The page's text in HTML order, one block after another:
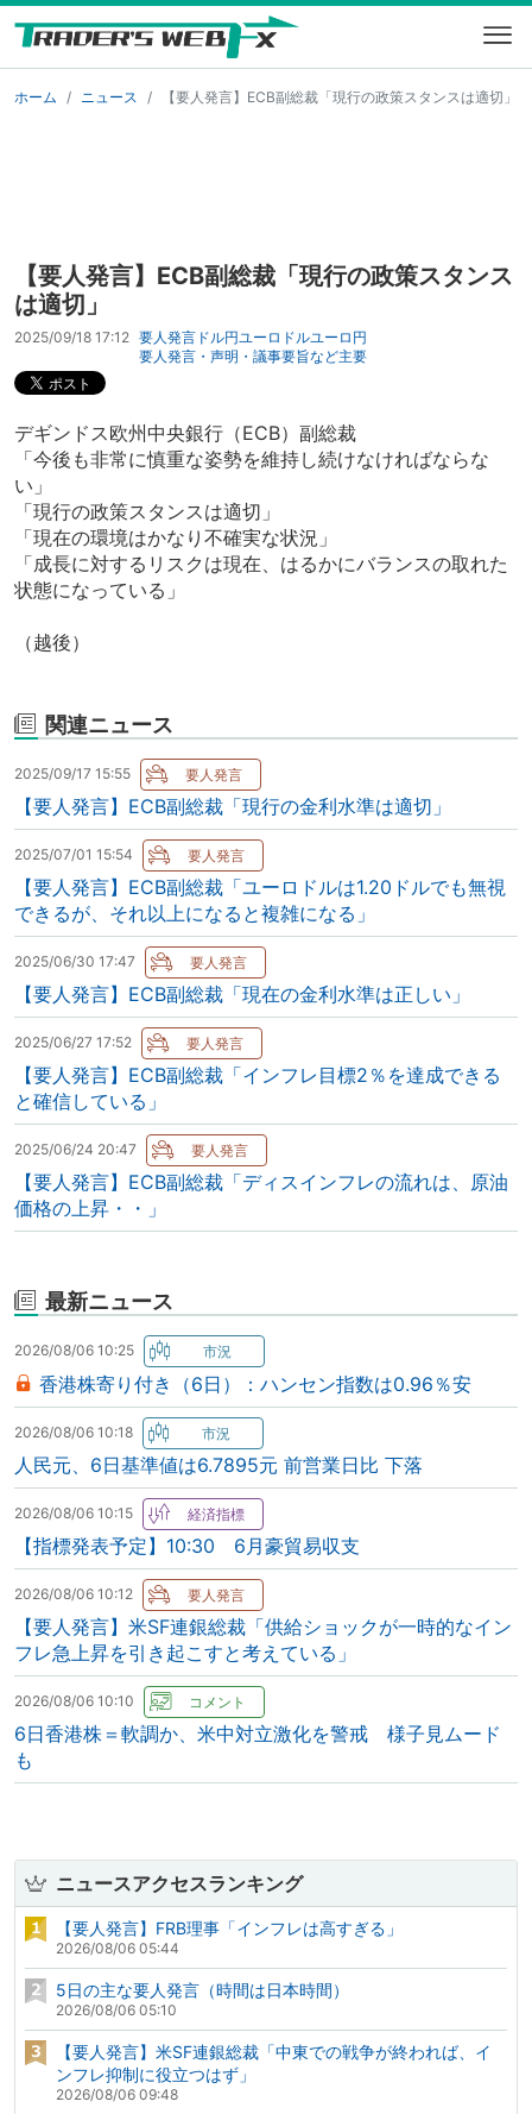
ホーム ニュース 【要人発言】ECB副総裁「現行の政策スタンスは適切」
【要人発言】ECB副総裁「現行の政策スタンス
は適切」
2025/09/18 17:12 要人発言 ドル円ユーロドルユーロ円
要人発言・声明・議事要旨など主要
デギンドス欧州中央銀行（ECB）副総裁
「今後も非常に慎重な姿勢を維持し続けなければならな
い」
「現行の政策スタンスは適切」
「現在の環境はかなり不確実な状況」
「成長に対するリスクは現在、はるかにバランスの取れた
状態になっている」
（越後）
関連ニュース
2025/09/17 15:55
【要人発言】ECB副総裁「現行の金利水準は適切」
2025/07/01 15:54
【要人発言】ECB副総裁「ユーロドルは1.20ドルでも無視
できるが、それ以上になると複雑になる」
2025/06/30 17:47
【要人発言】ECB副総裁「現在の金利水準は正しい」
2025/06/27 17:52
【要人発言】ECB副総裁「インフレ目標2％を達成できる
と確信している」
2025/06/24 20:47
【要人発言】ECB副総裁「ディスインフレの流れは、原油
価格の上昇・・」
最新ニュース
2026/08/06 10:25
香港株寄り付き（6日）：ハンセン指数は0.96％安
2026/08/06 10:18
人民元、6日基準値は6.7895元 前営業日比 下落
2026/08/06 10:15
【指標発表予定】10:30 6月豪貿易収支
2026/08/06 10:12
【要人発言】米SF連銀総裁「供給ショックが一時的なイン
フレ急上昇を引き起こすと考えている」
2026/08/06 10:10
6日香港株＝軟調か、米中対立激化を警戒 様子見ムード
も
ニュースアクセスランキング
【要人発言】FRB理事「インフレは高すぎる」
2026/08/06 05:44
5日の主な要人発言（時間は日本時間）
2026/08/06 05:10
【要人発言】米SF連銀総裁「中東での戦争が終われば、イ
ンフレ抑制に役立つはず」
2026/08/06 09:48